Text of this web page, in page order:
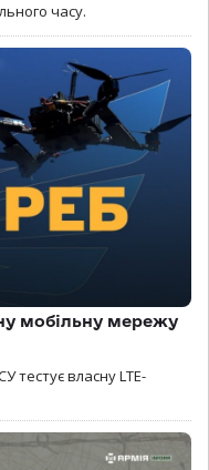
часу.
мобільну мережу
тестує власну LTE-